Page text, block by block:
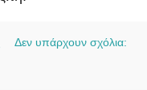
Δεν υπάρχουν σχόλια: